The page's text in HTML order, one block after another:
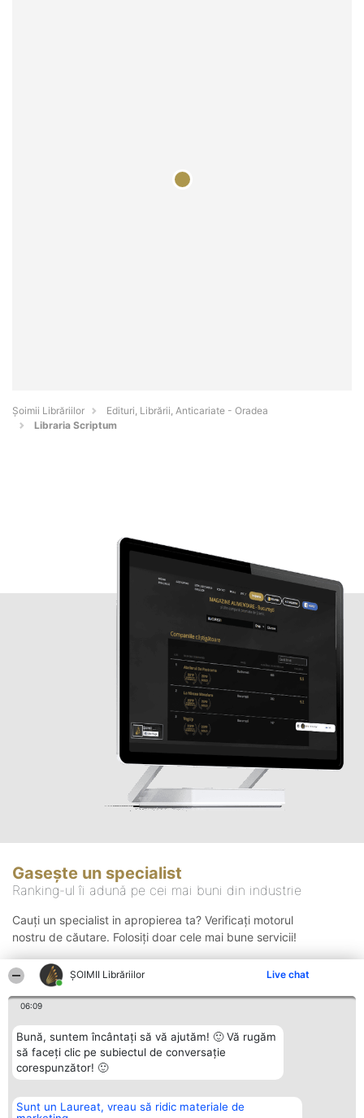
ȘOIMII Librăriilor Live chat
06:09
Bună, suntem încântați să vă ajutăm! 🙂 Vă rugăm
să faceți clic pe subiectul de conversație
corespunzător! 🙂
Sunt un Laureat, vreau să ridic materiale de
Șoimii Librăriilor
Edituri, Librării, Anticariate - Oradea
Libraria Scriptum
Gasește un specialist
Ranking-ul îi adună pe cei mai buni din industrie
Cauți un specialist in apropierea ta? Verificați motorul
nostru de căutare. Folosiți doar cele mai bune servicii!
Organizator Ranking Plebiscyt Contact